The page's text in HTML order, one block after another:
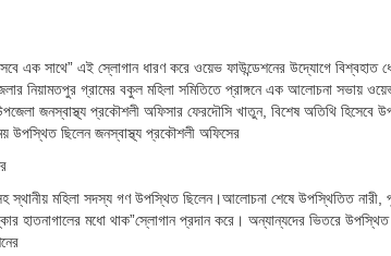
এক সাথে” এই স্লোগান ধারণ করে ওয়েভ ফাউন্ডেশনের উদ্যোগে বিশ্বহাত
নিয়ামতপুর গ্রামের বকুল মহিলা সমিতিতে প্রাঙ্গনে এক আলোচনা সভায়
জনস্বাস্থ্য প্রকৌশলী অফিসার ফেরদৌসি খাতুন, বিশেষ অতিথি হিসেবে
উপস্থিত ছিলেন জনস্বাস্থ্য প্রকৌশলী অফিসের
সহ স্থানীয় মহিলা সদস্য গণ উপস্থিত ছিলেন।আলোচনা শেষে উপস্থিতিত
হাতনাগালের মধো থাক”স্লোগান প্রদান করে। অন্যান্যদের ভিতরে